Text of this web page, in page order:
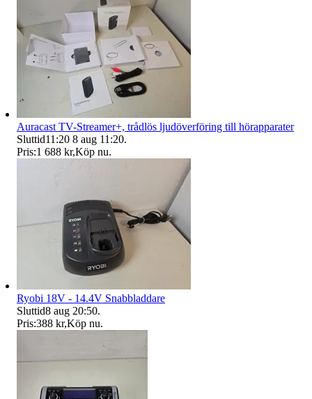
Auracast TV-Streamer+, trådlös ljudöverföring till hörapparater
Sluttid11:20 8 aug 11:20.
Pris:1 688 kr,Köp nu.
Ryobi 18V - 14.4V Snabbladdare
Sluttid8 aug 20:50.
Pris:388 kr,Köp nu.